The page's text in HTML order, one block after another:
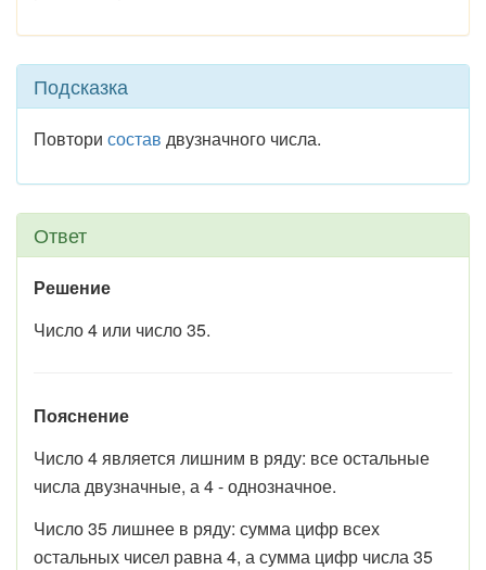
Подсказка
Повтори состав двузначного числа.
Ответ
Решение
Число 4 или число 35.
Пояснение
Число 4 является лишним в ряду: все остальные
числа двузначные, а 4 - однозначное.
Число 35 лишнее в ряду: сумма цифр всех
остальных чисел равна 4, а сумма цифр числа 35